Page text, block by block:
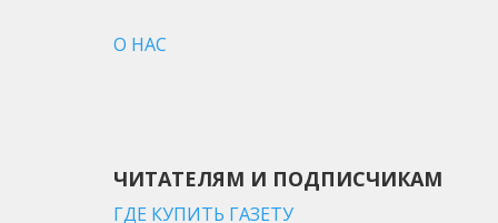
О НАС
ЧИТАТЕЛЯМ И ПОДПИСЧИКАМ
ГДЕ КУПИТЬ ГАЗЕТУ